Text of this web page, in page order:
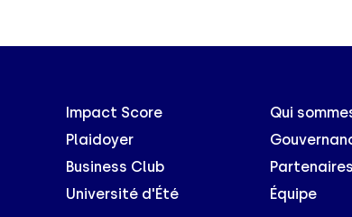
Impact Score
Plaidoyer
Business Club
Université d'Été
Qui
Partenaires
Équipe